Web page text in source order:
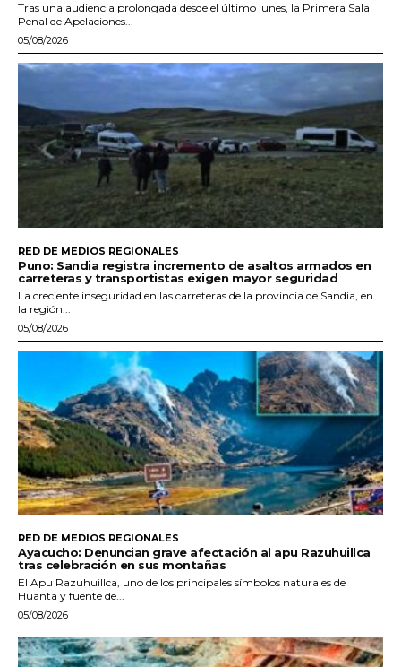
Tras una audiencia prolongada desde el último lunes, la Primera Sala
Penal de Apelaciones...
05/08/2026
RED DE MEDIOS REGIONALES
Puno: Sandia registra incremento de asaltos armados en
carreteras y transportistas exigen mayor seguridad
La creciente inseguridad en las carreteras de la provincia de Sandia, en
la región...
05/08/2026
RED DE MEDIOS REGIONALES
Ayacucho: Denuncian grave afectación al apu Razuhuillca
tras celebración en sus montañas
El Apu Razuhuillca, uno de los principales símbolos naturales de
Huanta y fuente de...
05/08/2026